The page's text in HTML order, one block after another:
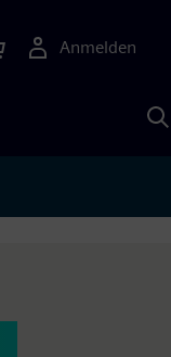
Anmelden
KI